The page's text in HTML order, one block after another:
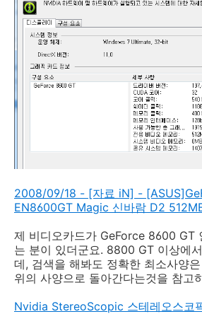
2008/09/18 - [자료 iN] -
EN8600GT Magic 신바람 D2
제 비디오카드가 GeForce 8600 GT
는 분이 있더군요. 8800 GT 이상에
데, 검색을 해봐도 정확한 최소사양
위의 사양으로 돌아간다는것을 참고
Nvidia StereoScopic 스테레오스코